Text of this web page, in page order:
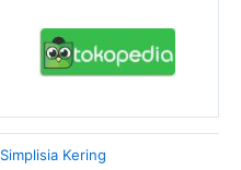
Simplisia Kering